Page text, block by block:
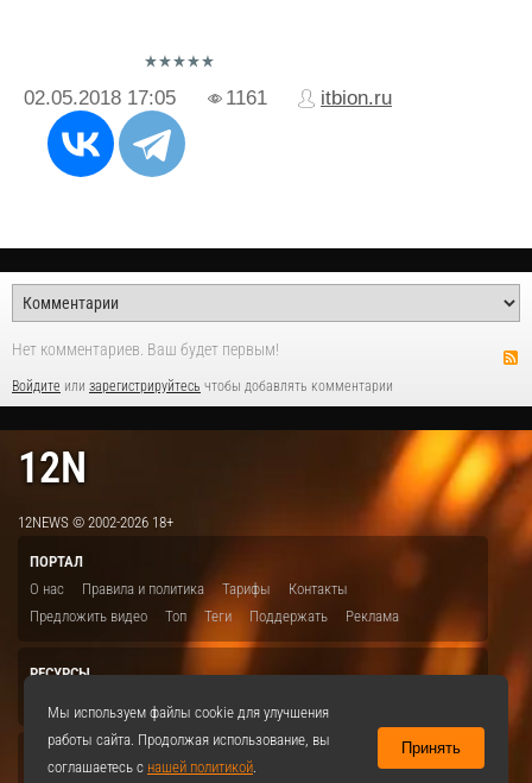
02.05.2018 17:05 1161 itbion.ru
Нет комментариев. Ваш будет первым!
Войдите или зарегистрируйтесь чтобы добавлять комментарии
12N
12NEWS © 2002-2026 18+
ПОРТАЛ
О нас
Правила и политика Тарифы
Контакты
Предложить видео
Топ Теги Поддержать Реклама
РЕСУРСЫ
Мы используем файлы cookie для улучшения
работы сайта. Продолжая использование, вы
соглашаетесь с нашей политикой.
Принять